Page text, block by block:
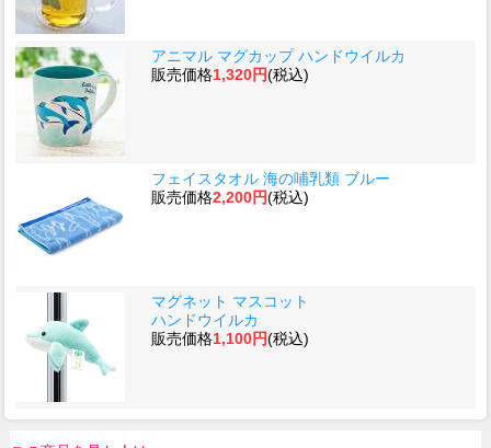
アニマル マグカップ ハンドウイルカ
販売価格1,320円(税込)
フェイスタオル 海の哺乳類 ブルー
販売価格2,200円(税込)
マグネット マスコット
ハンドウイルカ
販売価格1,100円(税込)